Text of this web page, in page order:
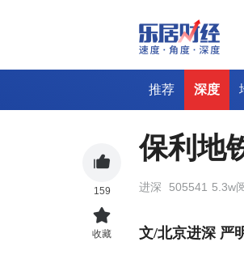
推荐 深度
保利地
进深 505541 5.3w
文/北京进深 严
159
收藏